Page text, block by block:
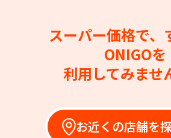
スーパー価格で、
ONIGOを
利用してみませ
お近くの店舗を